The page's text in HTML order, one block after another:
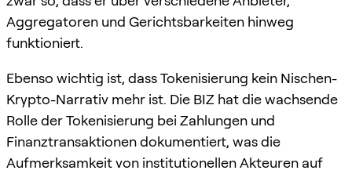
Aggregatoren und Gerichtsbarkeiten hinweg
funktioniert.
Ebenso wichtig ist, dass Tokenisierung kein Nischen-
Krypto-Narrativ mehr ist. Die BIZ hat die wachsende
Rolle der Tokenisierung bei Zahlungen und
Finanztransaktionen dokumentiert, was die
Aufmerksamkeit von institutionellen Akteuren auf